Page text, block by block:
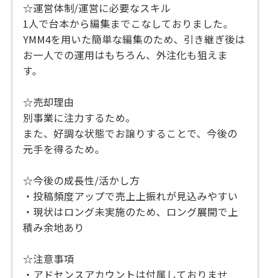
☆運営体制/運営に必要なスキル
1人で台本から編集までこなしておりました。
YMM4を用いた簡単な編集のため、引き継ぎ後は
お一人での運用はもちろん、外注化も狙えま
す。
☆売却理由
別事業に注力するため。
また、好調な状態でお譲りすることで、今後の
元手を得るため。
☆今後の成長性/活かし方
・投稿頻度アップで売上上振れが見込みやすい
・現状はロング未実施のため、ロング展開で上
積み余地あり
☆注意事項
・アドセンスアカウントは付属しておりませ